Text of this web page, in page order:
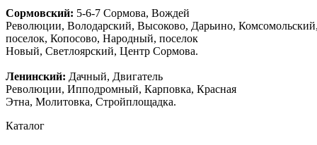
Сормовский: 5-6-7 Сормова, Вождей
Революции, Володарский, Высоково, Дарьино,
поселок, Копосово, Народный, поселок
Новый, Светлоярский, Центр Сормова.
Ленинский: Дачный, Двигатель
Революции, Ипподромный, Карповка, Красная
Этна, Молитовка, Стройплощадка.
Каталог